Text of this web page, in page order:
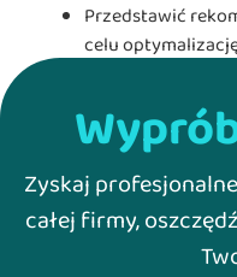
Przedstawić
celu
Zyskaj
całej firmy,